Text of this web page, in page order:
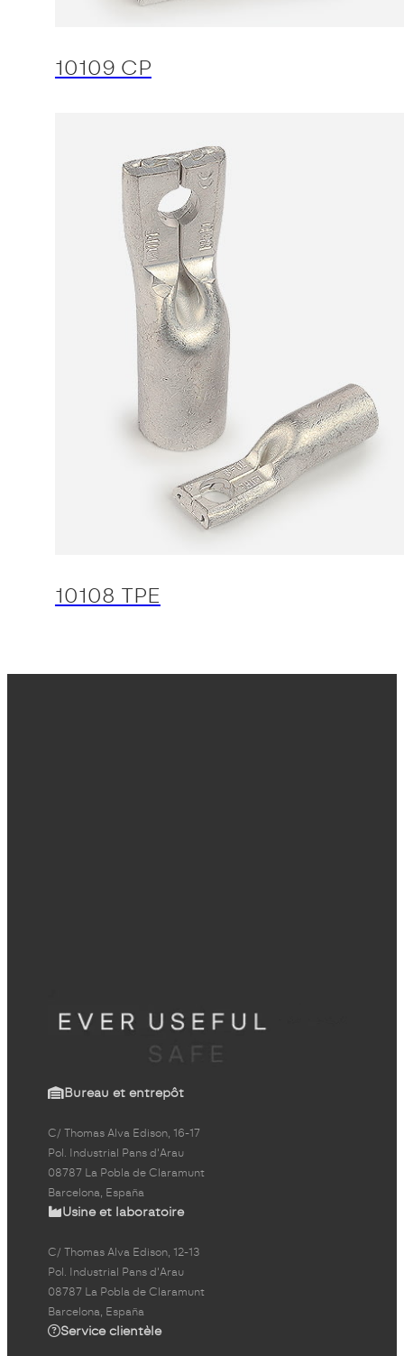
10109 CP
10108 TPE
Bureau et entrepôt
C/ Thomas Alva Edison, 16-17
Pol. Industrial Pans d'Arau
08787 La Pobla de Claramunt
Barcelona, España
Usine et laboratoire
C/ Thomas Alva Edison, 12-13
Pol. Industrial Pans d'Arau
08787 La Pobla de Claramunt
Barcelona, España
Service clientèle